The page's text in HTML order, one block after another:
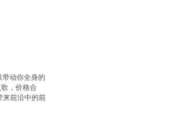
动你全身的
，价格合
来前沿中的前